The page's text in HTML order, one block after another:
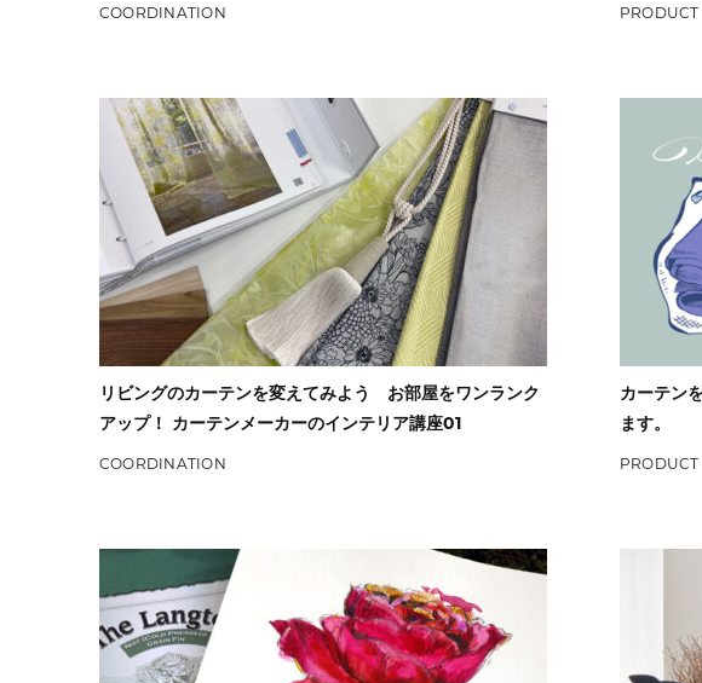
COORDINATION PRODUCT
リビングのカーテンを変えてみよう お部屋をワンランク
アップ！ カーテンメーカーのインテリア講座01
COORDINATION
カーテン
ます。
PRODUCT